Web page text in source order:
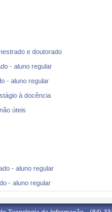
e doutorado
- aluno regular
- aluno regular
à docência
úteis
- aluno regular
- aluno regular